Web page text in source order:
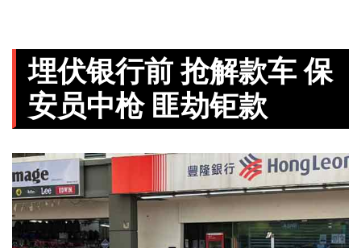
埋伏银行前 抢解款车 保
安员中枪 匪劫钜款